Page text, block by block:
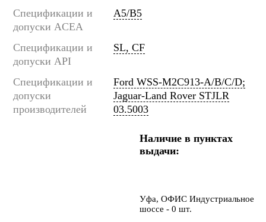
Спецификации и
допуски ACEA
A5/B5
Спецификации и
допуски API
SL, CF
Спецификации и
допуски
производителей
Ford WSS-M2C913-A/B/C/D;
Jaguar-Land Rover STJLR
03.5003
Наличие в пунктах
выдачи:
Уфа, ОФИС Индустриальное
шоссе - 0 шт.